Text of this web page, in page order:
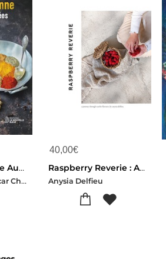
Cuisine Bretonne Aux Saveurs Epicees : 45 Recettes Faciles A Faire, Epicez-tout !
Laure Thomas-Oscar Chubert-Xavier Dubois
40,00€
Raspberry Reverie : A Journey Through Scarlet Flavours, By Anysia.
Anysia Delfieu